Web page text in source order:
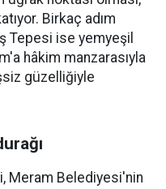
Birkaç adım
Tepesi ise yemyeşil
hâkim manzarasıyla
güzelliğiyle
Meram Belediyesi'nin